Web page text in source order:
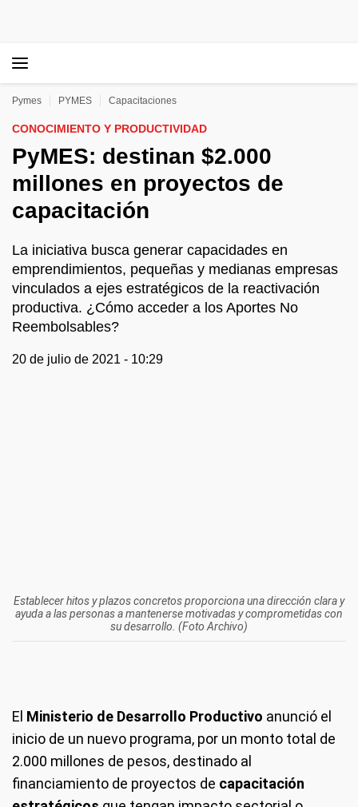
Pymes PYMES Capacitaciones
CONOCIMIENTO Y PRODUCTIVIDAD
PyMES: destinan $2.000
millones en proyectos de
capacitación
La iniciativa busca generar capacidades en
emprendimientos, pequeñas y medianas empresas
vinculados a ejes estratégicos de la reactivación
productiva. ¿Cómo acceder a los Aportes No
Reembolsables?
20 de julio de 2021 - 10:29
Establecer hitos y plazos concretos proporciona una dirección clara y
ayuda a las personas a mantenerse motivadas y comprometidas con
su desarrollo. (Foto Archivo)
El Ministerio de Desarrollo Productivo anunció el
inicio de un nuevo programa, por un monto total de
2.000 millones de pesos, destinado al
financiamiento de proyectos de capacitación